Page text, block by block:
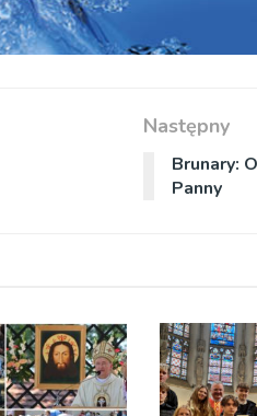
Następny
Brunary:
Panny